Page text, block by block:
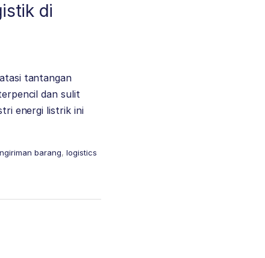
di
tantangan
dan sulit
energi listrik ini
barang, logistics